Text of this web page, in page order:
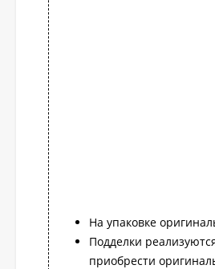
На упаковке
Подделки
приобрести